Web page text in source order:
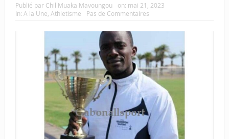
Publié par Chil Muaka Mavoungou on: mai 21, 2023
In: A la Une Athletisme Pas de Commentaires